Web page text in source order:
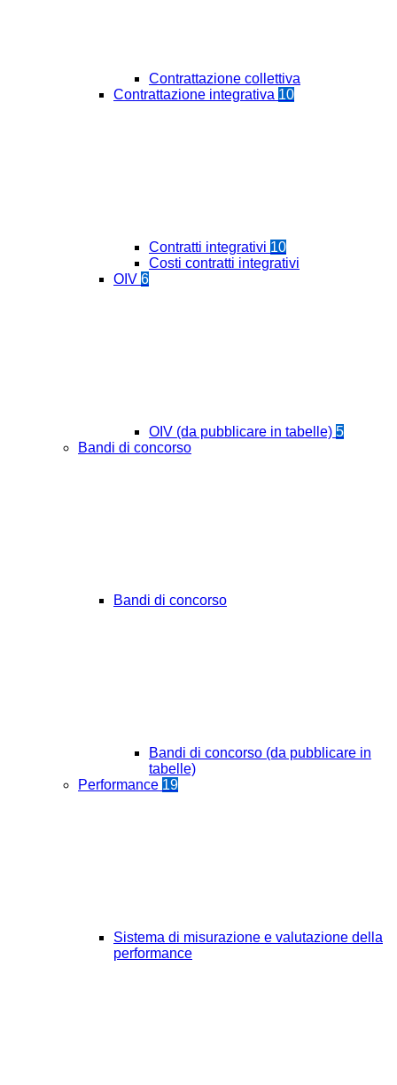
Contrattazione collettiva
Contrattazione integrativa 10
Contratti integrativi 10
Costi contratti integrativi
OIV 6
OIV (da pubblicare in tabelle) 5
Bandi di concorso
Bandi di concorso
Bandi di concorso (da pubblicare in
tabelle)
Performance 19
Sistema di misurazione e valutazione della
performance